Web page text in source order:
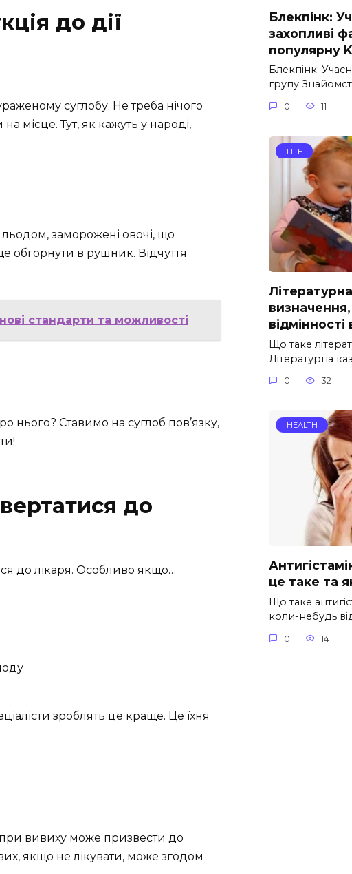
до дії
суглобу. Не треба нічого
місце. Тут, як кажуть у народі,
заморожені овочі, що
обгорнути в рушник. Відчуття
стандарти та можливості
нього? Ставимо на суглоб пов’язку,
до
до лікаря. Особливо якщо…
зроблять це краще. Це їхня
вивиху може призвести до
якщо не лікувати, може згодом
Блекпінк:
захопливі
популярну
Блекпінк:
групу
0 11
LIFE
Що таке
Літературна
0 32
HEALTH
це таке та
Що таке
коли-небудь
0 14